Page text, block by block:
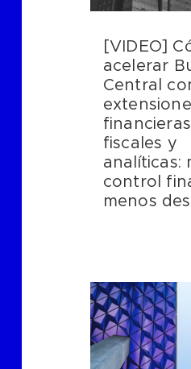
[VIDEO]
acelerar
Central
fiscales y
analíticas:
control
menos